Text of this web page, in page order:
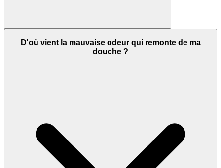
D'où vient la mauvaise odeur qui remonte de ma
douche ?